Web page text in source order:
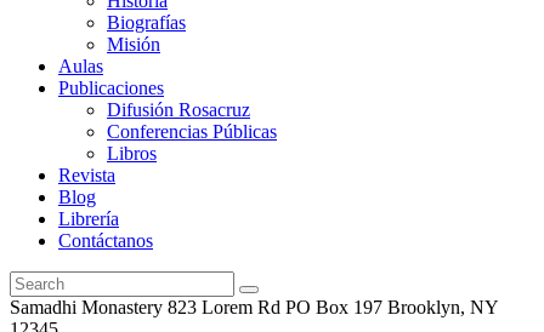
Biografías
Misión
Aulas
Publicaciones
Difusión Rosacruz
Conferencias Públicas
Libros
Revista
Blog
Librería
Contáctanos
Samadhi Monastery 823 Lorem Rd PO Box 197 Brooklyn, NY